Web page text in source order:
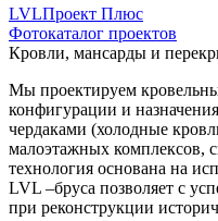
LVLПроект Плюс
Фотокаталог проектов
Кровли, мансарды и
Мы проектируем
конфигурации и
чердаками (холодные
малоэтажных комплексов,
технология основана на
LVL –бруса позволяет с
при реконструкции